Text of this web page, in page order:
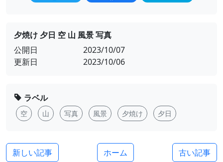
夕焼け 夕日 空 山 風景 写真
公開日
2023/10/07
更新日
2023/10/06
ラベル
空 山 写真 風景 夕焼け 夕日
新しい記事 ホーム 古い記事